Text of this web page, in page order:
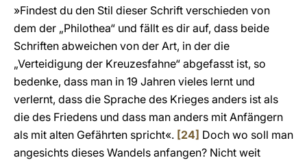
»Findest du den Stil dieser Schrift verschieden von
dem der „Philothea“ und fällt es dir auf, dass beide
Schriften abweichen von der Art, in der die
„Verteidigung der Kreuzesfahne“ abgefasst ist, so
bedenke, dass man in 19 Jahren vieles lernt und
verlernt, dass die Sprache des Krieges anders ist als
die des Friedens und dass man anders mit Anfängern
als mit alten Gefährten spricht«. [24] Doch wo soll man
angesichts dieses Wandels anfangen? Nicht weit